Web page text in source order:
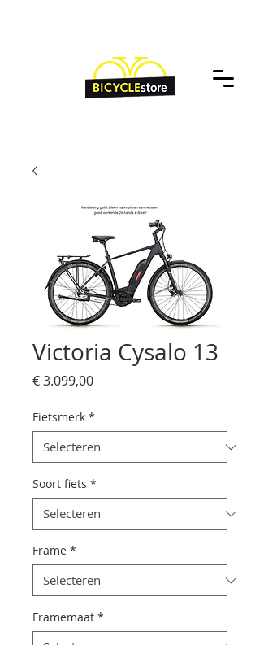
Victoria Cysalo 13
€ 3.099,00Prijs
Fietsmerk *
Soort fiets *
Frame *
Framemaat *